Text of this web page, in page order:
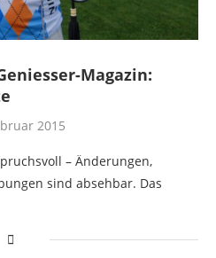
Magazin:
2015
– Änderungen,
sind absehbar. Das